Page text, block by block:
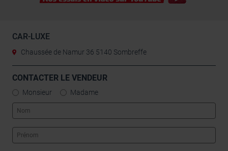
CAR-LUXE
Chaussée de Namur 36 5140 Sombreffe
CONTACTER LE VENDEUR
Monsieur Madame